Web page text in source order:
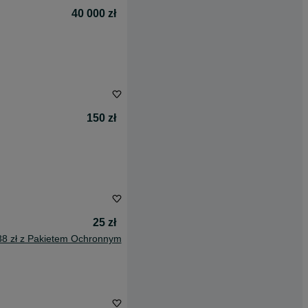
40 000 zł
150 zł
25 zł
zł z Pakietem Ochronnym